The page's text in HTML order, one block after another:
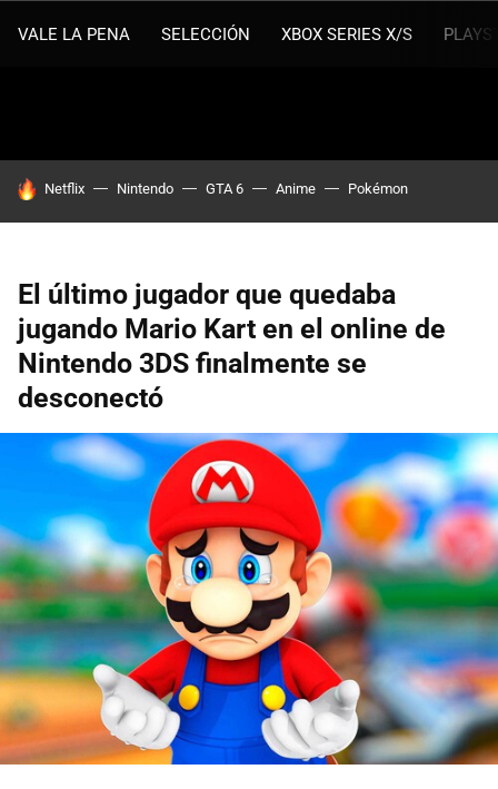
VALE LA PENA SELECCIÓN XBOX SERIES X/S
HOY SE HABLA DE
Netflix Nintendo GTA 6 Anime Pokémon
El último jugador que quedaba
jugando Mario Kart en el online de
Nintendo 3DS finalmente se
desconectó